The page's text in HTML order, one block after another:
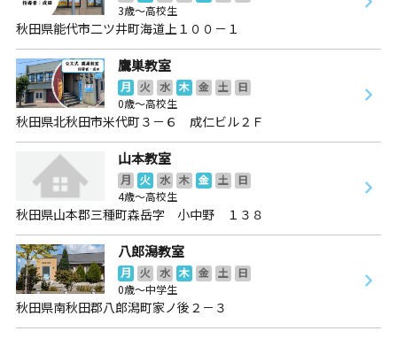
3歳～高校生
秋田県能代市二ツ井町海道上１００－１
鷹巣教室
月 火 水 木 金 土
日
0歳～高校生
秋田県北秋田市米代町３－６ 成仁ビル２Ｆ
山本教室
月 火 水 木 金 土
日
4歳～高校生
秋田県山本郡三種町森岳字 小中野 １３８
八郎潟教室
月 火 水 木 金 土
日
0歳～中学生
秋田県南秋田郡八郎潟町家ノ後２－３